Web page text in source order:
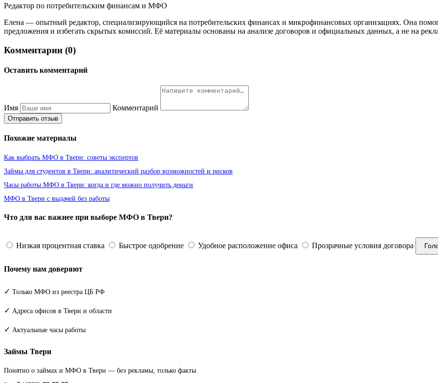
Редактор по потребительским финансам и МФО
Елена — опытный редактор, специализирующийся на потребительских финансах и микрофинансовых организациях. Она
предложения и избегать скрытых комиссий. Её материалы основаны на анализе договоров и официальных данных, а не на
Комментарии (0)
Оставить комментарий
Имя Комментарий
Отправить отзыв
Похожие материалы
Как выбрать МФО в Твери: советы экспертов
Займы для студентов в Твери: аналитический разбор возможностей и рисков
Часы работы МФО в Твери: когда и где можно получить деньги
МФО в Твери с выдачей без работы
Что для вас важнее при выборе МФО в Твери?
Низкая процентная ставка Быстрое одобрение Удобное расположение офиса Прозрачные условия договора
Почему нам доверяют
✓ Только МФО из реестра ЦБ РФ
✓ Адреса офисов в Твери и области
✓ Актуальные часы работы
Займы Твери
Понятно о займах и МФО в Твери — без рекламы, только факты